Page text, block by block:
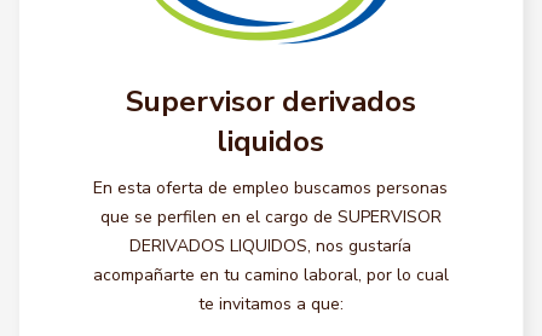
Supervisor derivados
liquidos
En esta oferta de empleo buscamos personas
que se perfilen en el cargo de SUPERVISOR
DERIVADOS LIQUIDOS, nos gustaría
acompañarte en tu camino laboral, por lo cual
te invitamos a que: